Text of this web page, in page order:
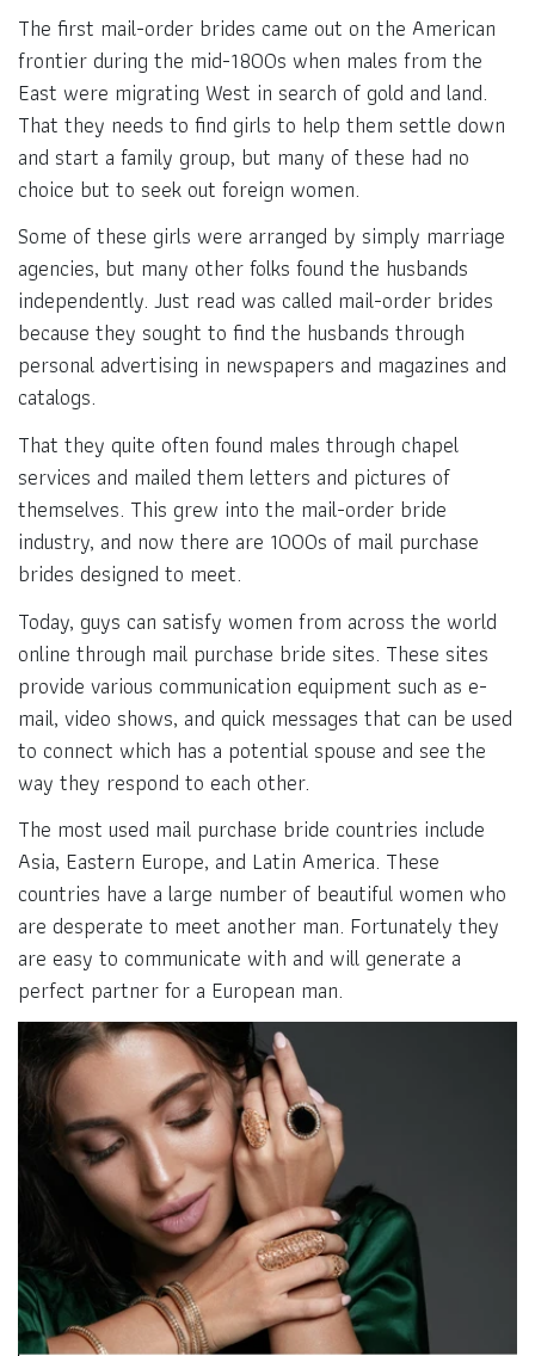
The first mail-order brides came out on the American
frontier during the mid-1800s when males from the
East were migrating West in search of gold and land.
That they needs to find girls to help them settle down
and start a family group, but many of these had no
choice but to seek out foreign women.
Some of these girls were arranged by simply marriage
agencies, but many other folks found the husbands
independently. Just read was called mail-order brides
because they sought to find the husbands through
personal advertising in newspapers and magazines and
catalogs.
That they quite often found males through chapel
services and mailed them letters and pictures of
themselves. This grew into the mail-order bride
industry, and now there are 1000s of mail purchase
brides designed to meet.
Today, guys can satisfy women from across the world
online through mail purchase bride sites. These sites
provide various communication equipment such as e-
mail, video shows, and quick messages that can be used
to connect which has a potential spouse and see the
way they respond to each other.
The most used mail purchase bride countries include
Asia, Eastern Europe, and Latin America. These
countries have a large number of beautiful women who
are desperate to meet another man. Fortunately they
are easy to communicate with and will generate a
perfect partner for a European man.